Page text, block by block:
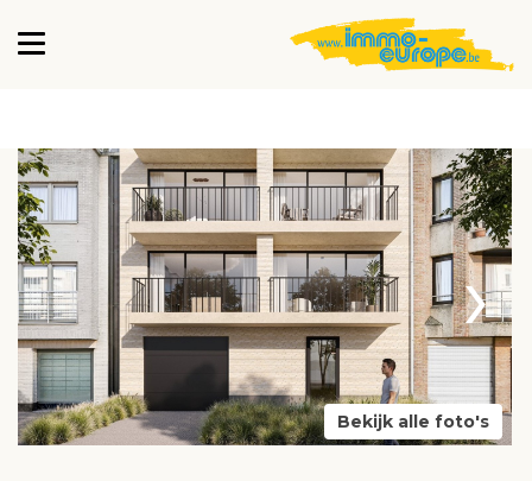
›
Bekijk alle foto's